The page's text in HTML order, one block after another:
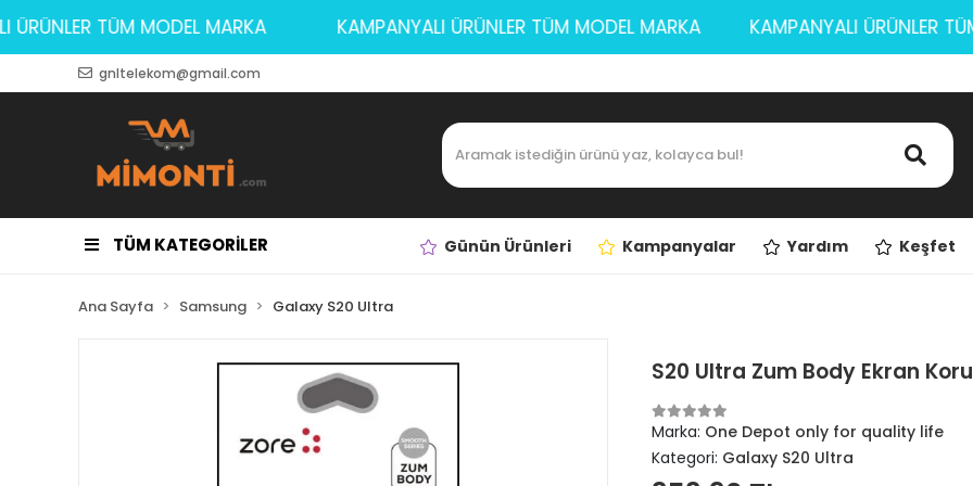
ÜRÜNLER TÜM MODEL MARKA KAMPANYALI ÜRÜNLER TÜM MODEL MARKA KAMPANYALI
gnltelekom@gmail.com
TÜM KATEGORİLER Günün Ürünleri Kampanyalar Yardım Keşfet
Ana Sayfa Samsung Galaxy S20 Ultra
S20 Ultra Zum Body Ekran
Marka: One Depot only for quality life
Kategori: Galaxy S20 Ultra